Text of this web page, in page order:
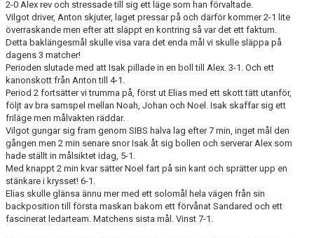
2-0 Alex rev och stressade till sig ett läge som han förvaltade.
Vilgot driver, Anton skjuter, laget pressar på och därför kommer 2-1 lite
överraskande men efter att släppt en kontring så var det ett faktum.
Detta baklängesmål skulle visa vara det enda mål vi skulle släppa på
dagens 3 matcher!
Perioden slutade med att Isak pillade in en boll till Alex. 3-1. Och ett
kanonskott från Anton till 4-1.
Period 2 fortsätter vi trumma på, först ut Elias med ett skott tätt utanför,
följt av bra samspel mellan Noah, Johan och Noel. Isak skaffar sig ett
friläge men målvakten räddar.
Vilgot gungar sig fram genom SIBS halva lag efter 7 min, inget mål den
gången men 2 min senare snor Isak åt sig bollen och serverar Alex som
hade ställt in målsiktet idag, 5-1.
Med knappt 2 min kvar sätter Noel fart på sin kant och sprätter upp en
stänkare i krysset! 6-1.
Elias skulle glänsa ännu mer med ett solomål hela vägen från sin
backposition till första maskan bakom ett förvånat Sandared och ett
fascinerat ledarteam. Matchens sista mål. Vinst 7-1.